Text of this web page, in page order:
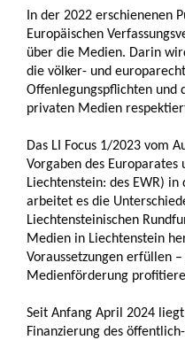
In der 2022 erschienenen
Europäischen
über die Medien. Darin
die völker- und
Offenlegungspflichten
privaten Medien
Das LI Focus 1/2023 vom
Vorgaben des
Liechtenstein: des EWR)
arbeitet es die
Liechtensteinischen
Medien in Liechtenstein
Voraussetzungen erfüllen
Medienförderung
Seit Anfang April 2024
Finanzierung des